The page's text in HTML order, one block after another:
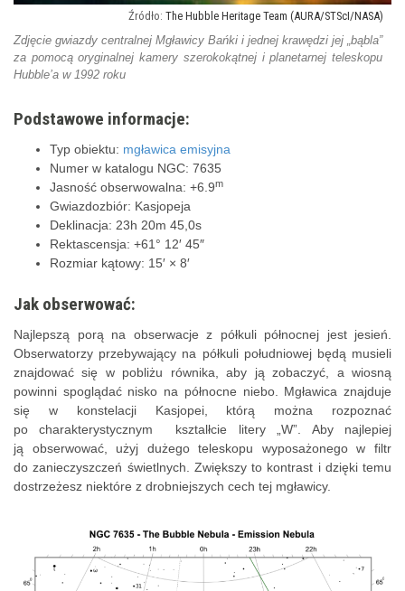
The Hubble Heritage Team (AURA/STScI/NASA)
Zdjęcie gwiazdy centralnej Mgławicy Bańki i jednej krawędzi jej „bąbla”
za pomocą oryginalnej kamery szerokokątnej i planetarnej teleskopu
Hubble’a w 1992 roku
Podstawowe informacje:
Typ obiektu: mgławica emisyjna
Numer w katalogu NGC: 7635
Jasność obserwowalna: +6.9m
Gwiazdozbiór: Kasjopeja
Deklinacja: 23h 20m 45,0s
Rektascensja: +61° 12′ 45″
Rozmiar kątowy: 15′ × 8′
Jak obserwować:
Najlepszą porą na obserwacje z półkuli północnej jest jesień.
Obserwatorzy przebywający na półkuli południowej będą musieli
znajdować się w pobliżu równika, aby ją zobaczyć, a wiosną
powinni spoglądać nisko na północne niebo. Mgławica znajduje
się w konstelacji Kasjopei, którą można rozpoznać
po charakterystycznym ksztalłcie litery „W”. Aby najlepiej
ją obserwować, użyj dużego teleskopu wyposażonego w filtr
do zanieczyszczeń świetlnych. Zwiększy to kontrast i dzięki temu
dostrzeżesz niektóre z drobniejszych cech tej mgławicy.